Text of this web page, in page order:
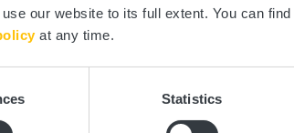
our website to its full extent. You can
at any time.
Statistics
Maman
le
ou âgé. »
Je